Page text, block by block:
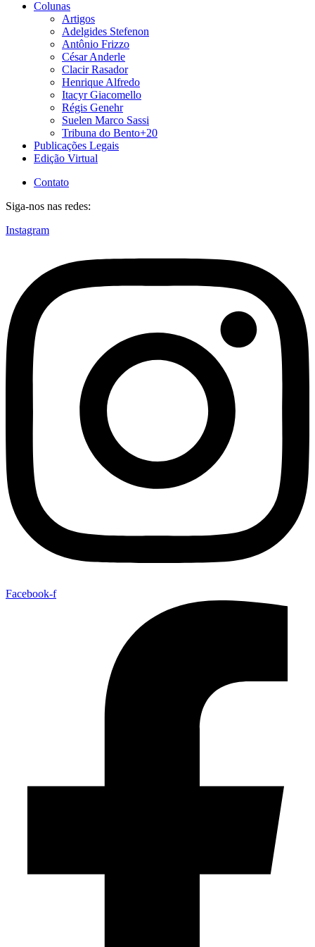
Colunas
Artigos
Adelgides Stefenon
Antônio Frizzo
César Anderle
Clacir Rasador
Henrique Alfredo
Itacyr Giacomello
Régis Genehr
Suelen Marco Sassi
Tribuna do Bento+20
Publicações Legais
Edição Virtual
Contato
Siga-nos nas redes:
Instagram
Facebook-f